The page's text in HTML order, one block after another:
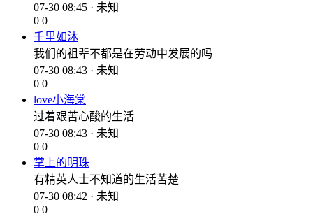
07-30 08:45 · 未知
0 0
千里如沐
我们的祖辈不都是在劳动中发展的吗
07-30 08:43 · 未知
0 0
love小海棠
过着艰苦心酸的生活
07-30 08:43 · 未知
0 0
掌上的明珠
有精英人士不知道的生活苦楚
07-30 08:42 · 未知
0 0